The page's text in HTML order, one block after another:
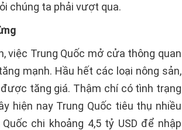
chúng ta phải vượt qua.
việc Trung Quốc mở cửa thông quan
mạnh. Hầu hết các loại nông sản,
tăng giá. Thậm chí có tình trạng
hiện nay Trung Quốc tiêu thụ nhiều
chi khoảng 4,5 tỷ USD để nhập